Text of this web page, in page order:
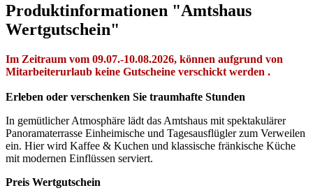
Produktinformationen "Amtshaus
Wertgutschein"
Im Zeitraum vom 09.07.-10.08.2026, können aufgrund von
Mitarbeiterurlaub keine Gutscheine verschickt werden .
Erleben oder verschenken Sie traumhafte Stunden
In gemütlicher Atmosphäre lädt das Amtshaus mit spektakulärer
Panoramaterrasse Einheimische und Tagesausflügler zum Verweilen
ein. Hier wird Kaffee & Kuchen und klassische fränkische Küche
mit modernen Einflüssen serviert.
Preis Wertgutschein